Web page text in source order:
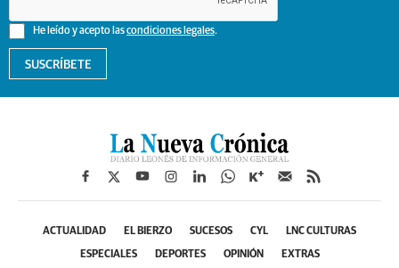
He leído y acepto lascondiciones legales.
SUSCRÍBETE
ACTUALIDAD EL BIERZO SUCESOS CYL LNC CULTURAS
ESPECIALES DEPORTES OPINIÓN EXTRAS